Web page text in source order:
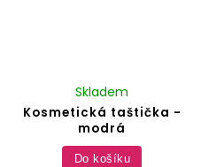
Kosmetická taštička -
modrá
Skladem
Do košíku